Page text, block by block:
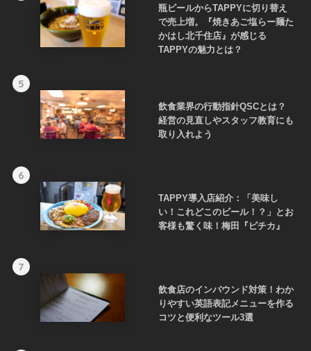
瓶ビールからTAPPYに切り替え
で売上増。『焼きあご塩らー麺た
かはし北千住店』が感じる
TAPPYの魅力とは？
5
飲食業界の行動指針QSCとは？
経営の見直しやスタッフ教育にも
取り入れよう
6
TAPPY導入店紹介：「美味し
い！これどこのビール！？」とお
客様も驚く味！梅田『ピチカ』
7
飲食店のインバウンド対策！わか
りやすい英語表記メニューを作る
コツと便利なツール3選